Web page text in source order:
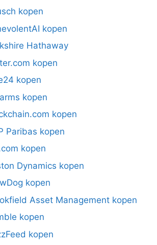
kopen
kopen
Hathaway
kopen
kopen
kopen
kopen
Paribas kopen
kopen
Dynamics kopen
kopen
Asset Management kopen
kopen
kopen